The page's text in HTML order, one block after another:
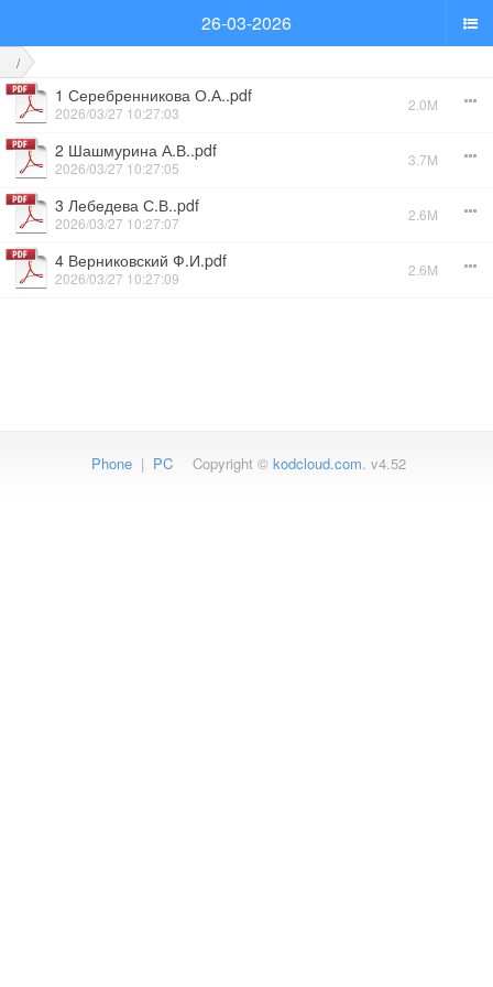
26-03-2026
/
1 Серебренникова О.А..pdf 2.0M
2026/03/27 10:27:03
2 Шашмурина А.В..pdf 3.7M
2026/03/27 10:27:05
3 Лебедева С.В..pdf 2.6M
2026/03/27 10:27:07
4 Верниковский Ф.И.pdf 2.6M
2026/03/27 10:27:09
Phone | PC Copyright © kodcloud.com. v4.52